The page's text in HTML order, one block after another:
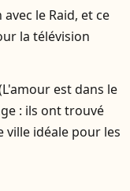
le Raid, et ce
la télévision
est dans le
: ils ont trouvé
ville idéale pour les